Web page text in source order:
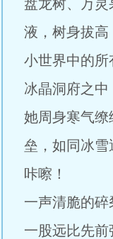
盘龙树、万
液，树身拔高
小世界中的所
冰晶洞府之中
她周身寒气
垒，如同冰雪
咔嚓！
一声清脆的碎
一股远比先前